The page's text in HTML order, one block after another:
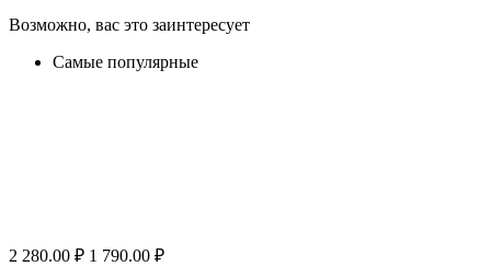
Возможно, вас это заинтересует
Самые популярные
2 280.00 ₽ 1 790.00 ₽